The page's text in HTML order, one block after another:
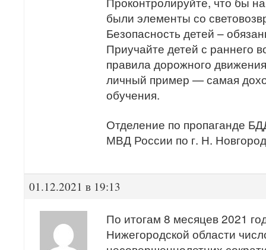
были элементы со
Безопасность детей –
Приучайте детей с раннего
правила дорожного
личный пример — самая
обучения.
Отделение по пропаганде
МВД России по г. Н.
01.12.2021 в 19:13
По итогам 8 месяцев 2021
Нижегородской области